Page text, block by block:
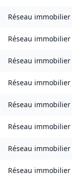
Réseau immobilier
Réseau immobilier
Réseau immobilier
Réseau immobilier
Réseau immobilier
Réseau immobilier
Réseau immobilier
Réseau immobilier